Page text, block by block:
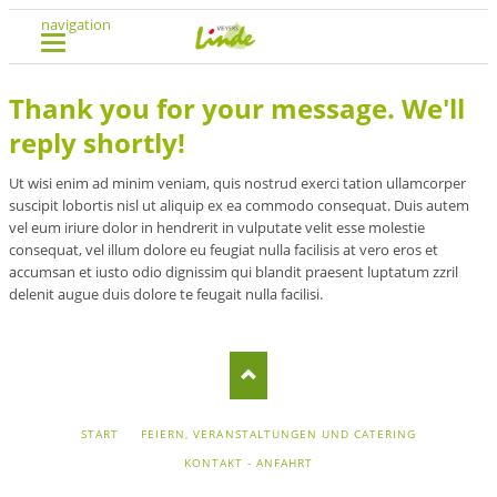
navigation
Thank you for your message. We'll
reply shortly!
Ut wisi enim ad minim veniam, quis nostrud exerci tation ullamcorper
suscipit lobortis nisl ut aliquip ex ea commodo consequat. Duis autem
vel eum iriure dolor in hendrerit in vulputate velit esse molestie
consequat, vel illum dolore eu feugiat nulla facilisis at vero eros et
accumsan et iusto odio dignissim qui blandit praesent luptatum zzril
delenit augue duis dolore te feugait nulla facilisi.
START
FEIERN, VERANSTALTUNGEN UND CATERING
KONTAKT - ANFAHRT